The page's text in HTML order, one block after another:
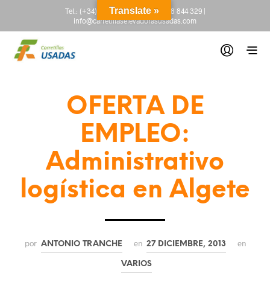
Tel.: (+34) 665 845 222-(+34) 918 844 329|
info@carretillaselevadorasusadas.com
OFERTA DE
EMPLEO:
Administrativo
logística en Algete
por ANTONIO TRANCHE en 27 DICIEMBRE, 2013 en
VARIOS
Translate »